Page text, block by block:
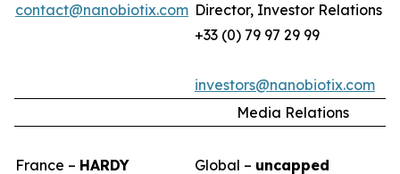
contact@nanobiotix.com Director, Investor Relations
+33 (0) 79 97 29 99
investors@nanobiotix.com
Media Relations
France – HARDY
Global – uncapped